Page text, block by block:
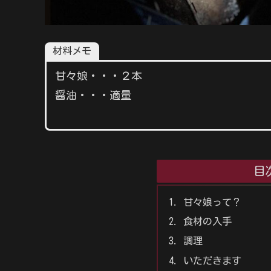
材料メモ
甘々娘・・・２本
醤油・・・適量
目
甘々娘って？
食材の入手
調理
いただきます